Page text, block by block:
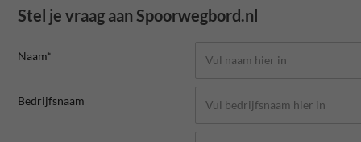
Stel je vraag aan Spoorwegbord.nl
Naam*
Bedrijfsnaam